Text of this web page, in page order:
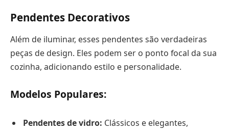
Pendentes Decorativos
Além de iluminar, esses pendentes são verdadeiras
peças de design. Eles podem ser o ponto focal da sua
cozinha, adicionando estilo e personalidade.
Modelos Populares:
Pendentes de vidro: Clássicos e elegantes,